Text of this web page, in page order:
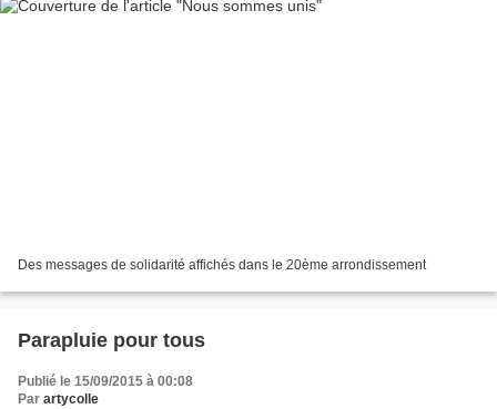
Des messages de solidarité affichés dans le 20ème arrondissement
Parapluie pour tous
Publié le 15/09/2015 à 00:08
Par artycolle